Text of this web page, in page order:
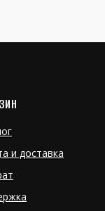
и доставка